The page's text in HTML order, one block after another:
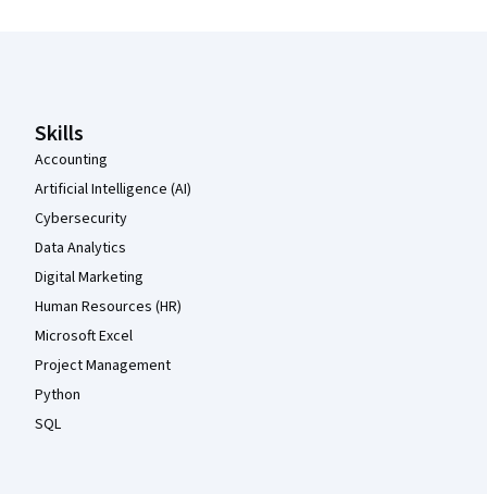
Skills
Accounting
Artificial Intelligence (AI)
Cybersecurity
Data Analytics
Digital Marketing
Human Resources (HR)
Microsoft Excel
Project Management
Python
SQL